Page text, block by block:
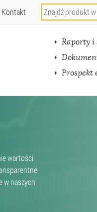
Raporty i
Prospekt
Kontakt
wartości
w naszych